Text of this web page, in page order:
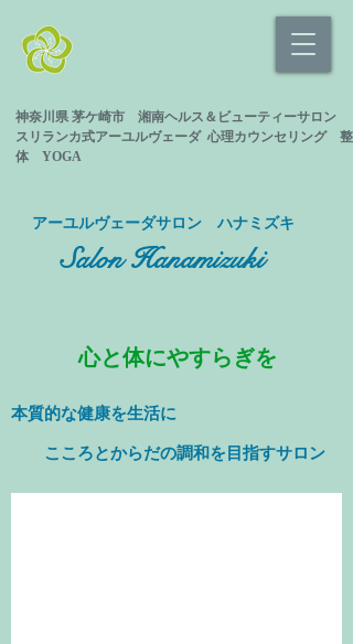
神奈川県 茅ケ崎市 湘南ヘルス＆ビューティーサロン
スリランカ式アーユルヴェーダ 心理カウンセリング 整
体 YOGA
​アーユルヴェーダサロン ハナミズキ
Salon Hanamizuki
心と体にやすらぎを
本質的な健康を生活に
​ こころとからだの調和を目指すサロン